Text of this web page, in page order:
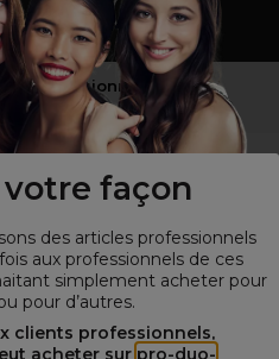
façon
des articles professionnels
aux professionnels de ces
simplement acheter pour
pour d’autres.
clients professionnels,
acheter sur pro-duo-
professionnel ?
les particuliers !